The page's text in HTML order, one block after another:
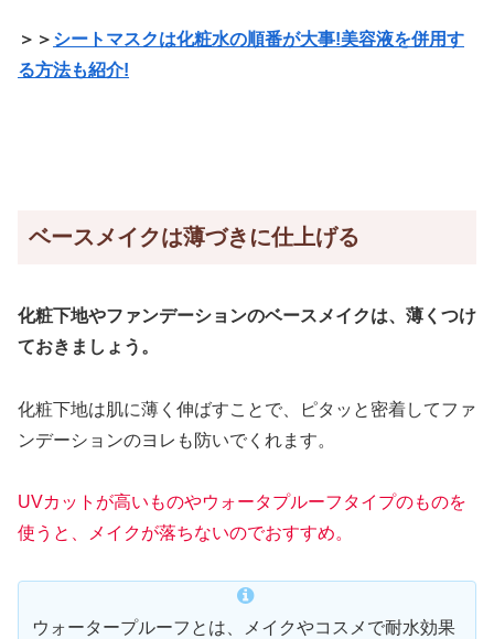
＞＞ シートマスクは化粧水の順番が大事!美容液を併用す
る方法も紹介!
ベースメイクは薄づきに仕上げる
化粧下地やファンデーションのベースメイクは、 薄くつけ
ておきましょう。
化粧下地は肌に薄く伸ばすことで、ピタッと密着してファ
ンデーションのヨレも防いでくれます。
UVカットが高いものやウォータプルーフタイプのものを
使うと、メイクが落ちないのでおすすめ。
ウォータープルーフとは、メイクやコスメで耐水効果